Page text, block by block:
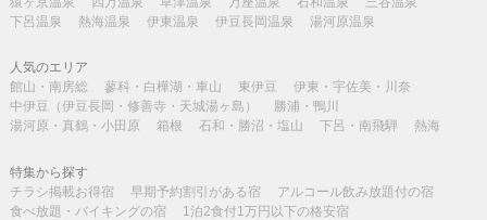
下呂温泉
熱海温泉 伊東温泉 伊豆長岡温泉 湯河原温泉
人気のエリア
館山・南房総
蓼科・白樺湖・車山 東伊豆
伊東・宇佐美・川奈
中伊豆（伊豆長岡・修善寺・天城湯ヶ島）
勝浦・鴨川
湯河原・真鶴・小田原
箱根 石和・勝沼・塩山 下呂・南飛騨 熱海
特集から探す
チラシ掲載お得宿
早期予約割引がある宿
アルコール飲み放題付の宿
食べ放題・バイキングの宿
1泊2食付1万円以下の格安宿